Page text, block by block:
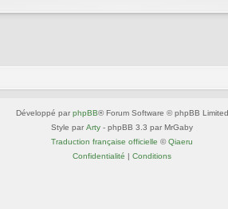
Développé par phpBB® Forum Software © phpBB Limited
Style par Arty - phpBB 3.3 par MrGaby
Traduction française officielle ©Qiaeru
Confidentialité
Conditions